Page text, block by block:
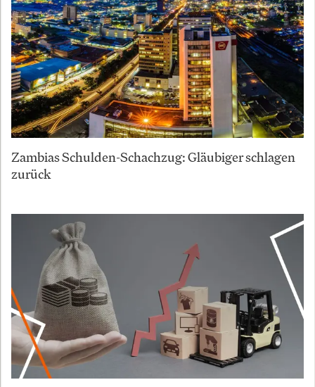
Zambias Schulden-Schachzug: Gläubiger schlagen
zurück